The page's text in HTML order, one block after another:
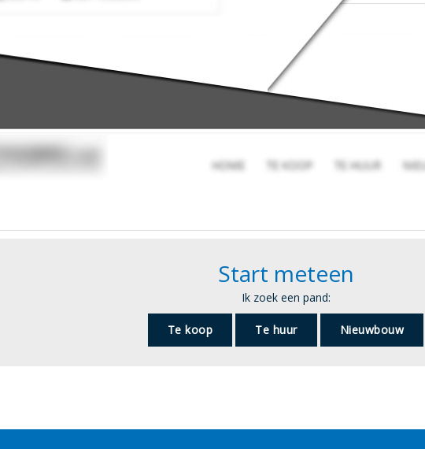
Start meteen
Ik zoek een pand:
Te koop Te huur Nieuwbouw